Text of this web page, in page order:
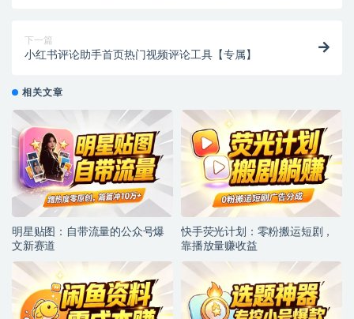
下一篇
小红书评论助手首页热门视频评论工具【专属】
相关文章
明星贴图：自带流量的公众号爆
文新赛道
快手荧光计划：零粉搬运短剧，
靠播放量赚收益